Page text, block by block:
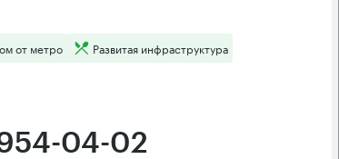
от метро Развитая инфраструктура
04-02